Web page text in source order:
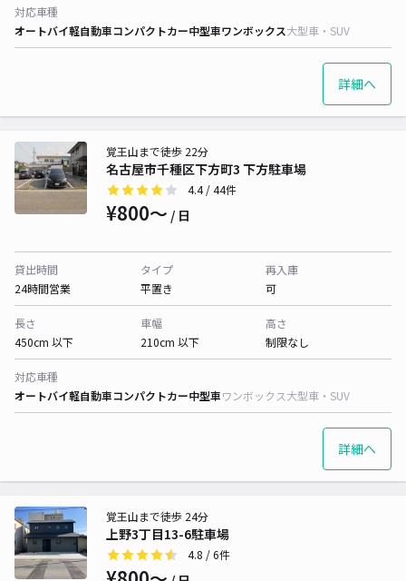
対応車種
オートバイ軽自動車コンパクトカー中型車ワンボックス大型車・SUV
詳細へ
名古屋市千種区下方町3 下方駐車場
覚王山まで徒歩 22分
4.4/ 44件
¥800〜 / 日
貸出時間
24時間営業
タイプ
平置き
再入庫
可
長さ
450cm 以下
車幅
210cm 以下
高さ
制限なし
対応車種
オートバイ軽自動車コンパクトカー中型車ワンボックス大型車・SUV
詳細へ
上野3丁目13-6駐車場
覚王山まで徒歩 24分
4.8 / 6件